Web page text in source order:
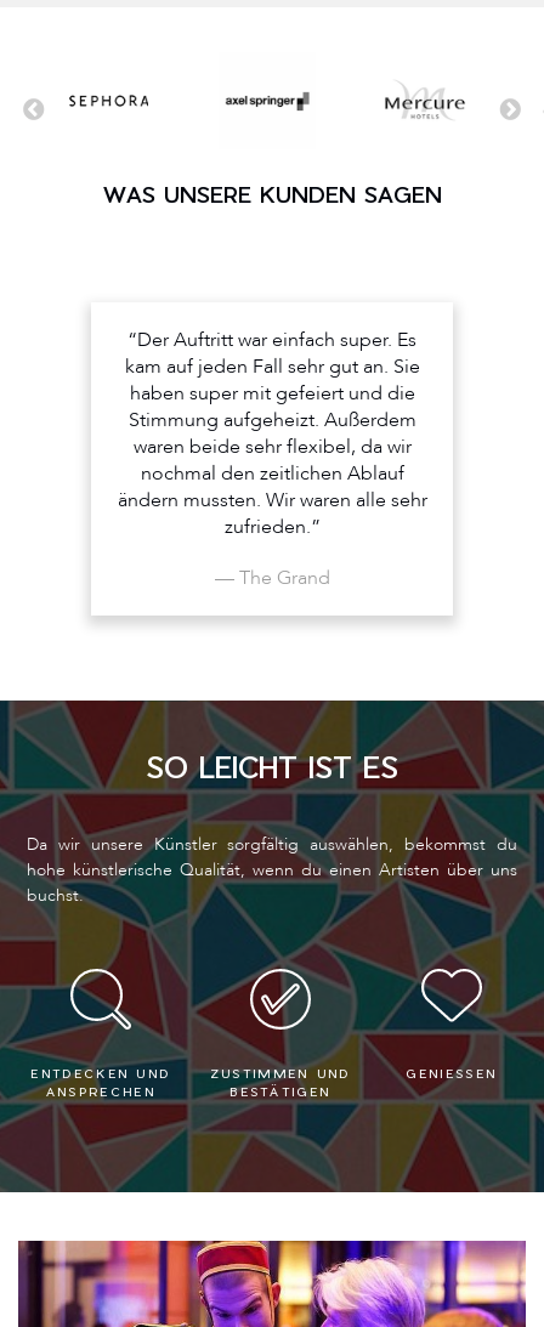
WAS UNSERE KUNDEN SAGEN
“Der Auftritt war einfach super. Es
kam auf jeden Fall sehr gut an. Sie
haben super mit gefeiert und die
Stimmung aufgeheizt. Außerdem
waren beide sehr flexibel, da wir
nochmal den zeitlichen Ablauf
ändern mussten. Wir waren alle sehr
zufrieden.”
— The Grand
SO LEICHT IST ES
Da wir unsere Künstler sorgfältig auswählen, bekommst du
hohe künstlerische Qualität, wenn du einen Artisten über uns
buchst.
ENTDECKEN UND
ANSPRECHEN
ZUSTIMMEN UND
BESTÄTIGEN
GENIESSEN